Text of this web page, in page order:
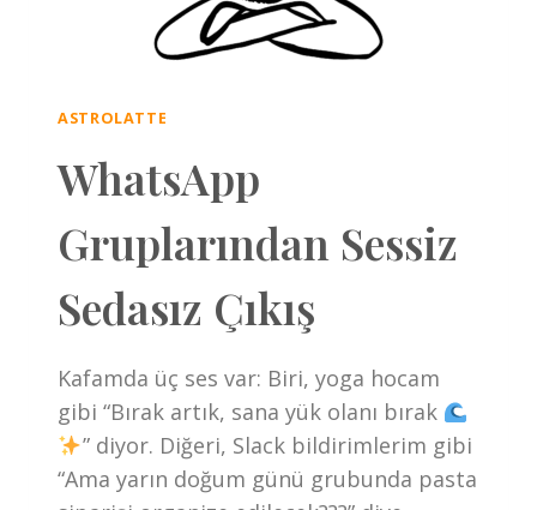
ASTROLATTE
WhatsApp
Gruplarından Sessiz
Sedasız Çıkış
Kafamda üç ses var: Biri, yoga hocam
gibi “Bırak artık, sana yük olanı bırak
” diyor. Diğeri, Slack bildirimlerim gibi
“Ama yarın doğum günü grubunda pasta